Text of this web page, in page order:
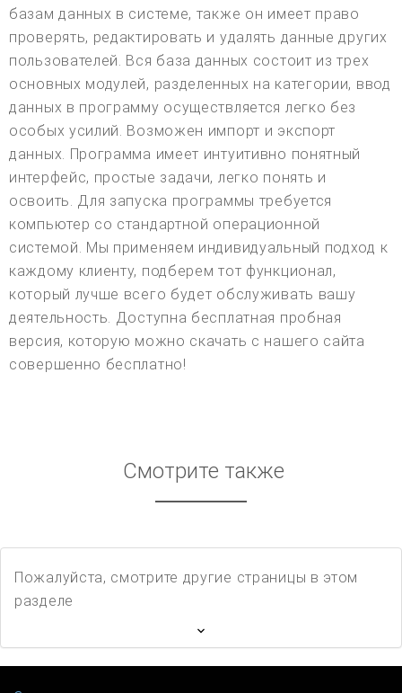
базам данных в системе, также он имеет право
проверять, редактировать и удалять данные других
пользователей. Вся база данных состоит из трех
основных модулей, разделенных на категории, ввод
данных в программу осуществляется легко без
особых усилий. Возможен импорт и экспорт
данных. Программа имеет интуитивно понятный
интерфейс, простые задачи, легко понять и
освоить. Для запуска программы требуется
компьютер со стандартной операционной
системой. Мы применяем индивидуальный подход к
каждому клиенту, подберем тот функционал,
который лучше всего будет обслуживать вашу
деятельность. Доступна бесплатная пробная
версия, которую можно скачать с нашего сайта
совершенно бесплатно!
Смотрите также
Пожалуйста, смотрите другие страницы в этом
разделе